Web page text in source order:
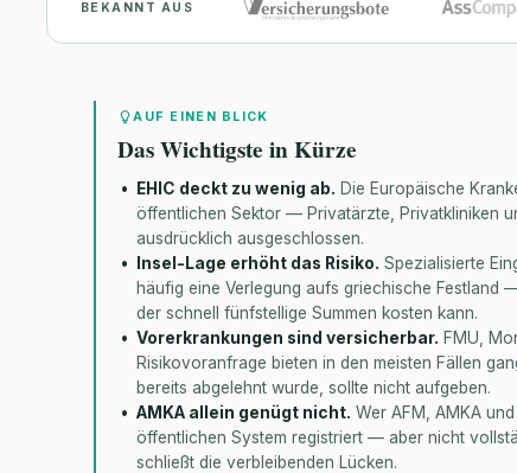
BEKANNT AUS
AUF EINEN BLICK
Das Wichtigste in Kürze
EHIC deckt zu wenig ab. Die Europäische
öffentlichen Sektor — Privatärzte, Privatkliniken
ausdrücklich ausgeschlossen.
Insel-Lage erhöht das Risiko. Spezialisierte
häufig eine Verlegung aufs griechische Festland
der schnell fünfstellige Summen kosten kann.
Vorerkrankungen sind versicherbar. FMU,
Risikovoranfrage bieten in den meisten Fällen
bereits abgelehnt wurde, sollte nicht aufgeben.
AMKA allein genügt nicht. Wer AFM, AMKA
öffentlichen System registriert — aber nicht
schließt die verbleibenden Lücken.